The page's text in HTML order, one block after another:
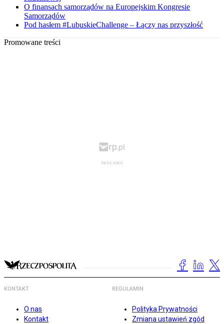
O finansach samorządów na Europejskim Kongresie
Samorządów
Pod hasłem #LubuskieChallenge – Łączy nas przyszłość
Promowane treści
KONTAKT
O nas
Kontakt
REGULAMIN
Polityka Prywatności
Zmiana ustawień zgód